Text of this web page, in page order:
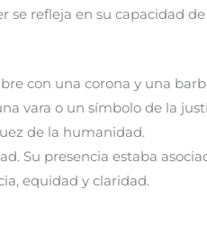
se refleja en su capacidad
con una corona y una
vara o un símbolo de la
de la humanidad.
Su presencia estaba
equidad y claridad.